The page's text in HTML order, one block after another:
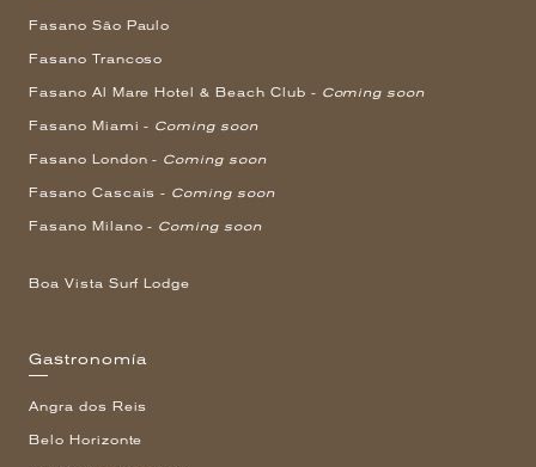
Fasano São Paulo
Fasano Trancoso
Fasano Al Mare Hotel & Beach Club - Coming soon
Fasano Miami - Coming soon
Fasano London - Coming soon
Fasano Cascais - Coming soon
Fasano Milano - Coming soon
Boa Vista Surf Lodge
Gastronomía
Angra dos Reis
Belo Horizonte